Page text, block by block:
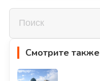
Смотрите также